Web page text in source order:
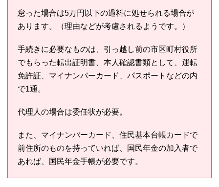
怠った場合は5万円以下の過料に処せられる場合が
あります。（理由などが考慮されるようです。）
手続きに必要なものは、引っ越し前の市区町村役所
でもらった転出証明書、本人確認書類として、運転
免許証、マイナンバーカード、パスポートなどの内
で1通。
代理人の場合は委任状が必要。
また、マイナンバーカード、住民基本台帳カードで
前住所のものを持っていれば、国民年金の加入者で
あれば、国民年金手帳が必要です。